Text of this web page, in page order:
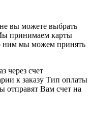
вы можете выбрать
принимаем карты
ним мы можем принять
через счет
к заказу Тип оплаты
отправят Вам счет на